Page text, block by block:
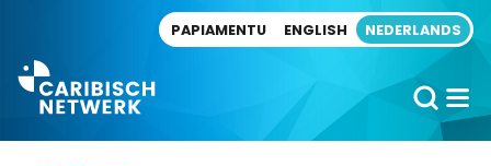
PAPIAMENTU ENGLISH NEDERLANDS